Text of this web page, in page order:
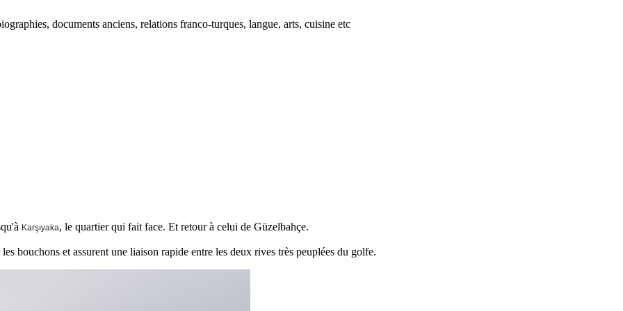
documents anciens, relations franco-turques, langue, arts, cuisine etc
Karşıyaka, le quartier qui fait face. Et retour à celui de Güzelbahçe.
bouchons et assurent une liaison rapide entre les deux rives très peuplées du golfe.